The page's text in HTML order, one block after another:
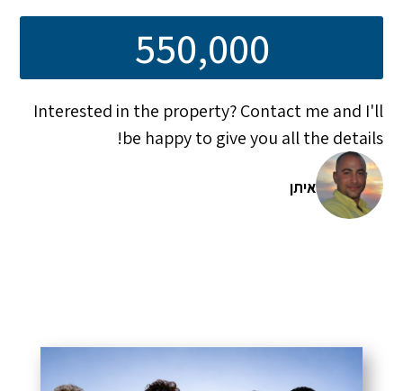
550,000
Interested in the property? Contact me and I'll
be happy to give you all the details!
איתן